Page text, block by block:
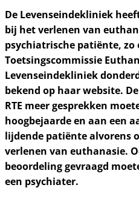
De Levenseindekliniek
bij het verlenen van
psychiatrische patiënte, zo
Toetsingscommissie
Levenseindekliniek
bekend op haar website.
RTE meer gesprekken
hoogbejaarde en aan een
lijdende patiënte alvorens
verlenen van euthanasie.
beoordeling gevraagd
een psychiater.